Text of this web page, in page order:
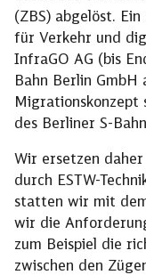
(ZBS) abgelöst.
für Verkehr und
InfraGO AG (bis
Bahn Berlin GmbH
Migrationskonzept
des Berliner S-
Wir ersetzen
durch ESTW-
statten wir mit
wir die
zum Beispiel die
zwischen den